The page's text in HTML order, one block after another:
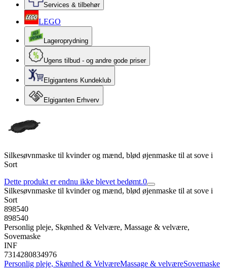
Services & tilbehør
LEGO
Lageroprydning
Ugens tilbud - og andre gode priser
Elgigantens Kundeklub
Elgiganten Erhverv
Silkesøvnmaske til kvinder og mænd, blød øjenmaske til at sove i
Sort
Dette produkt er endnu ikke blevet bedømt.0
Silkesøvnmaske til kvinder og mænd, blød øjenmaske til at sove i
Sort
898540
898540
Personlig pleje, Skønhed & Velvære, Massage & velvære,
Sovemaske
INF
7314280834976
Personlig pleje, Skønhed & VelværeMassage & velværeSovemaske